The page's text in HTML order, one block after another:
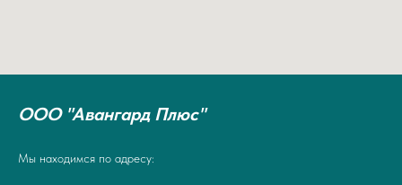
ООО "Авангард Плюс"
Мы находимся по адресу: